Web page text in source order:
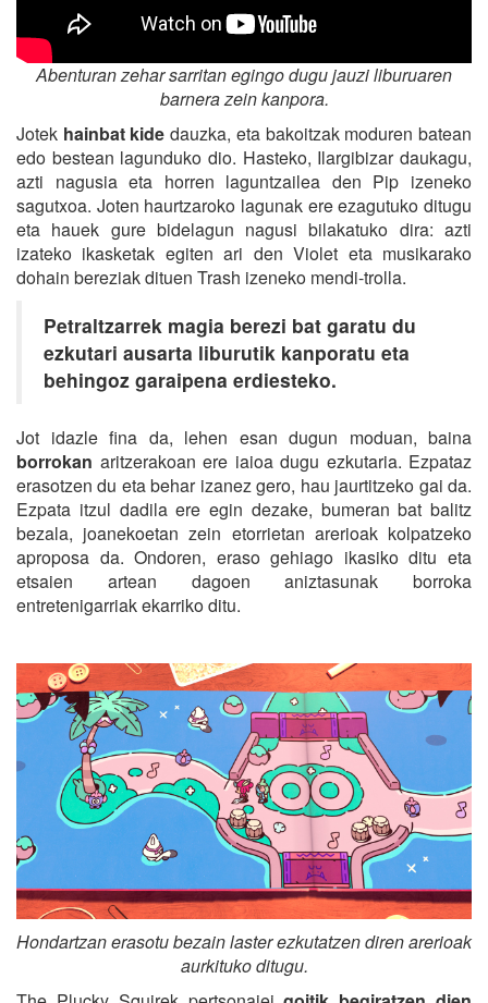
Abenturan zehar sarritan egingo dugu jauzi liburuaren
barnera zein kanpora.
Jotek hainbat kide dauzka, eta bakoitzak moduren batean
edo bestean lagunduko dio. Hasteko, Ilargibizar daukagu,
azti nagusia eta horren laguntzailea den Pip izeneko
sagutxoa. Joten haurtzaroko lagunak ere ezagutuko ditugu
eta hauek gure bidelagun nagusi bilakatuko dira: azti
izateko ikasketak egiten ari den Violet eta musikarako
dohain bereziak dituen Trash izeneko mendi-trolla.
Petraltzarrek magia berezi bat garatu du
ezkutari ausarta liburutik kanporatu eta
behingoz garaipena erdiesteko.
Jot idazle fina da, lehen esan dugun moduan, baina
borrokan aritzerakoan ere iaioa dugu ezkutaria. Ezpataz
erasotzen du eta behar izanez gero, hau jaurtitzeko gai da.
Ezpata itzul dadila ere egin dezake, bumeran bat balitz
bezala, joanekoetan zein etorrietan arerioak kolpatzeko
aproposa da. Ondoren, eraso gehiago ikasiko ditu eta
etsaien artean dagoen aniztasunak borroka
entretenigarriak ekarriko ditu.
Hondartzan erasotu bezain laster ezkutatzen diren arerioak
aurkituko ditugu.